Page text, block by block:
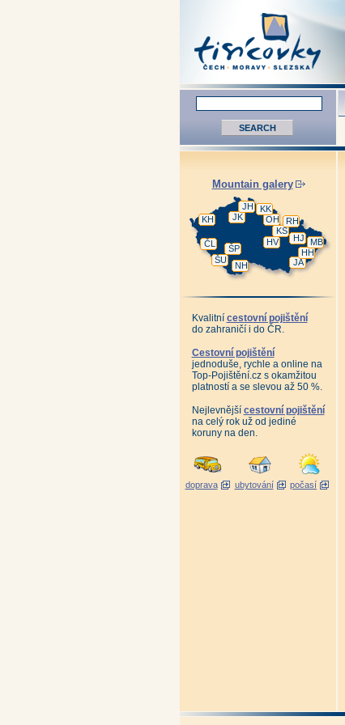
Mountain galery
JA
HH
MB
HJ
HV
NH
KS
RH
ŠP
ŠU
OH
JK
KK
ČL
JH
KH
Kvalitní cestovní pojištění
do zahraničí i do ČR.
Cestovní pojištění
jednoduše, rychle a online na
Top-Pojištění.cz s okamžitou
platností a se slevou až 50 %.
Nejlevnější cestovní pojištění
na celý rok už od jediné
koruny na den.
doprava ubytování počasí